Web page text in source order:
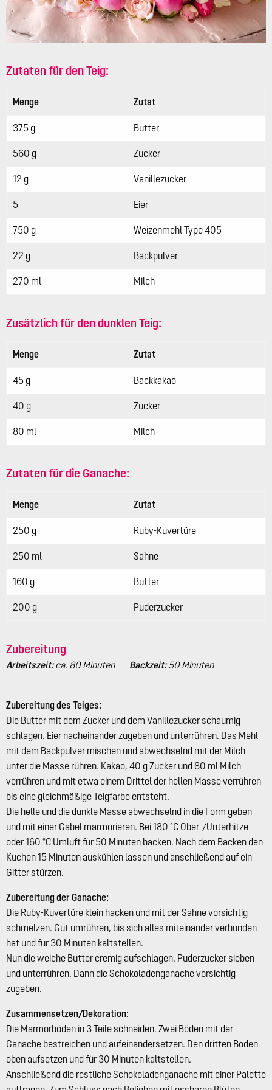
Zutaten für den Teig:
Menge Zutat
375 g Butter
560 g Zucker
12 g Vanillezucker
5 Eier
750 g Weizenmehl Type 405
22 g Backpulver
270 ml Milch
Zusätzlich für den dunklen Teig:
Menge Zutat
45 g Backkakao
40 g Zucker
80 ml Milch
Zutaten für die Ganache:
Menge Zutat
250 g Ruby-Kuvertüre
250 ml Sahne
160 g Butter
200 g Puderzucker
Zubereitung
Arbeitszeit:ca. 80 Minuten Backzeit:50 Minuten
Zubereitung des Teiges:
Die Butter mit dem Zucker und dem Vanillezucker schaumig
schlagen. Eier nacheinander zugeben und unterrühren. Das Mehl
mit dem Backpulver mischen und abwechselnd mit der Milch
unter die Masse rühren. Kakao, 40 g Zucker und 80 ml Milch
verrühren und mit etwa einem Drittel der hellen Masse verrühren
bis eine gleichmäßige Teigfarbe entsteht.
Die helle und die dunkle Masse abwechselnd in die Form geben
und mit einer Gabel marmorieren. Bei 180 °C Ober-/Unterhitze
oder 160 °C Umluft für 50 Minuten backen. Nach dem Backen den
Kuchen 15 Minuten auskühlen lassen und anschließend auf ein
Gitter stürzen.
Zubereitung der Ganache:
Die Ruby-Kuvertüre klein hacken und mit der Sahne vorsichtig
schmelzen. Gut umrühren, bis sich alles miteinander verbunden
hat und für 30 Minuten kaltstellen.
Nun die weiche Butter cremig aufschlagen. Puderzucker sieben
und unterrühren. Dann die Schokoladenganache vorsichtig
zugeben.
Zusammensetzen/Dekoration:
Die Marmorböden in 3 Teile schneiden. Zwei Böden mit der
Ganache bestreichen und aufeinandersetzen. Den dritten Boden
oben aufsetzen und für 30 Minuten kaltstellen.
Anschließend die restliche Schokoladenganache mit einer Palette